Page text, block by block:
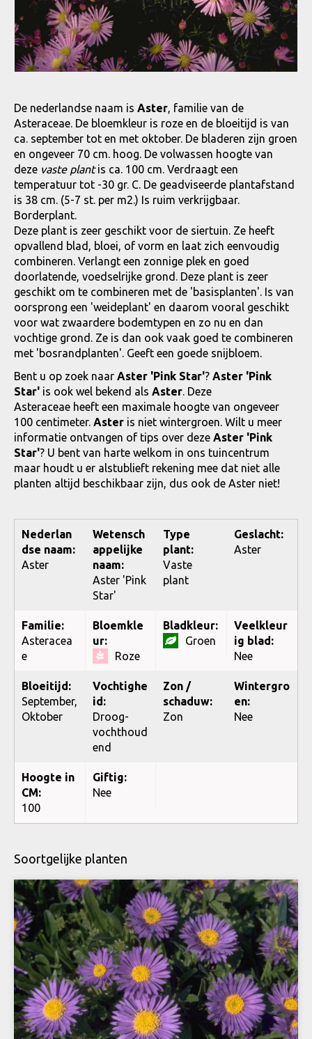
De nederlandse naam is Aster , familie van de
Asteraceae. De bloemkleur is roze en de bloeitijd is van
ca. september tot en met oktober. De bladeren zijn groen
en ongeveer 70 cm. hoog. De volwassen hoogte van
deze vaste plantis ca. 100 cm. Verdraagt een
temperatuur tot -30 gr. C. De geadviseerde plantafstand
is 38 cm. (5-7 st. per m2.) Is ruim verkrijgbaar.
Borderplant.
Deze plant is zeer geschikt voor de siertuin. Ze heeft
opvallend blad, bloei, of vorm en laat zich eenvoudig
combineren. Verlangt een zonnige plek en goed
doorlatende, voedselrijke grond. Deze plant is zeer
geschikt om te combineren met de 'basisplanten'. Is van
oorsprong een 'weideplant' en daarom vooral geschikt
voor wat zwaardere bodemtypen en zo nu en dan
vochtige grond. Ze is dan ook vaak goed te combineren
met 'bosrandplanten'. Geeft een goede snijbloem.
Bent u op zoek naar Aster 'Pink Star'? Aster 'Pink
Star' is ook wel bekend als Aster . Deze
Asteraceae heeft een maximale hoogte van ongeveer
100 centimeter. Aster is niet wintergroen. Wilt u meer
informatie ontvangen of tips over deze Aster 'Pink
Star'? U bent van harte welkom in ons tuincentrum
maar houdt u er alstublieft rekening mee dat niet alle
planten altijd beschikbaar zijn, dus ook de Aster niet!
Nederlan
dse naam:
Aster
Wetensch
appelijke
naam:
Aster 'Pink
Star'
Type
plant:
Vaste
plant
Geslacht:
Aster
Familie:
Asteracea
e
Bloemkle
ur:
Roze
Bladkleur:
Groen
Veelkleur
ig blad:
Nee
Bloeitijd:
September,
Oktober
Vochtighe
id:
Droog-
vochthoud
end
Zon /
schaduw:
Zon
Wintergro
en:
Nee
Hoogte in
CM:
100
Giftig:
Nee
Soortgelijke planten